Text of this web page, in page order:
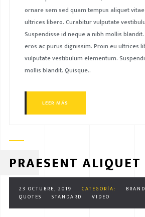
ornare sem sed quam tempus aliquet
ultrices libero. Curabitur vulputate
Suspendisse id neque a nibh mollis
eros ac purus dignissim. Proin eu ultrices
vulputate vestibulum elementum.
mollis blandit. Quisque..
LEER MÁS
PRAESENT ALIQUET
23 OCTUBRE, 2019 CATEGORÍA:
QUOTES
STANDARD VIDEO